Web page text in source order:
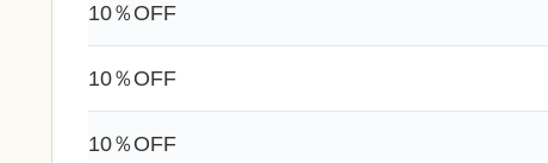
10％OFF
10％OFF
10％OFF